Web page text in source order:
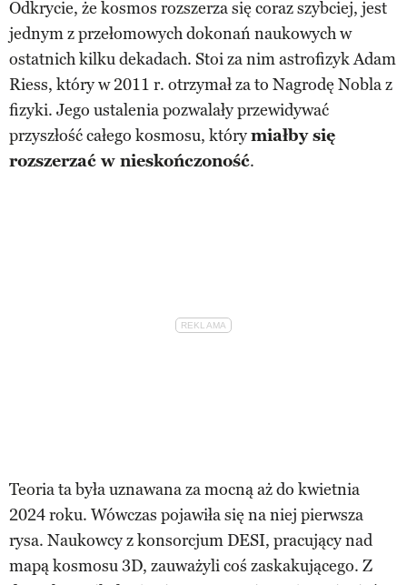
Odkrycie, że kosmos rozszerza się coraz szybciej, jest
jednym z przełomowych dokonań naukowych w
ostatnich kilku dekadach. Stoi za nim astrofizyk Adam
Riess, który w 2011 r. otrzymał za to Nagrodę Nobla z
fizyki. Jego ustalenia pozwalały przewidywać
przyszłość całego kosmosu, którymiałby się
rozszerzać w nieskończoność.
Teoria ta była uznawana za mocną aż do kwietnia
2024 roku. Wówczas pojawiła się na niej pierwsza
rysa. Naukowcy z konsorcjum DESI, pracujący nad
mapą kosmosu 3D, zauważyli coś zaskakującego. Z